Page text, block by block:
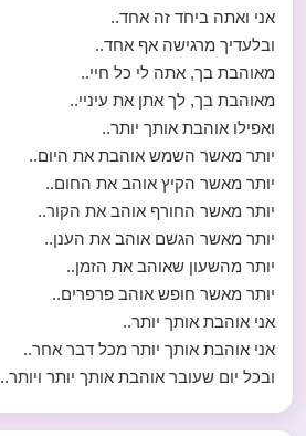
אני ואתה ביחד זה אחד..
ובלעדיך מרגישה אף אחד..
מאוהבת בך, אתה לי כל חיי..
מאוהבת בך, לך אתן את עיניי..
ואפילו אוהבת אותך יותר..
יותר מאשר השמש אוהבת את היום..
יותר מאשר הקיץ אוהב את החום..
יותר מאשר החורף אוהב את הקור..
יותר מאשר הגשם אוהב את הענן..
יותר מהשעון שאוהב את הזמן..
יותר מאשר חופש אוהב פרפרים..
אני אוהבת אותך יותר..
אני אוהבת אותך יותר מכל דבר אחר..
ובכל יום שעובר אוהבת אותך יותר ויותר..